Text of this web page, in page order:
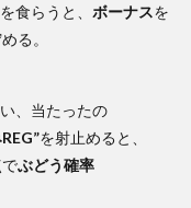
食らうと、 ボーナスを
る。
、当たったの
を射止めると、
ぶどう確率